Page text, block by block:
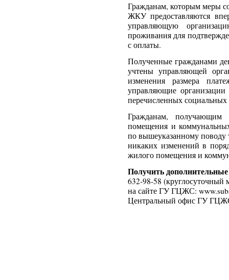
Гражданам, которым меры
ЖКУ предоставляются
управляющую
проживания для
с оплаты.
Полученные гражданами
учтены управляющей
изменения размера
управляющие
перечисленных
Гражданам, получающим
помещения и
по вышеуказанному
никаких изменений в
жилого помещения и
Получить
632-98-58 (круглосуточный
на сайте ГУ ГЦЖС:
Центральный офис ГУ